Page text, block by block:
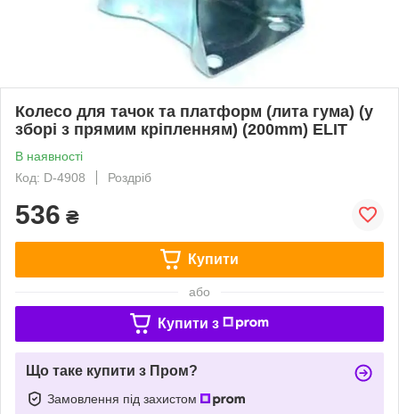
Колесо для тачок та платформ (лита гума) (у
зборі з прямим кріпленням) (200mm) ELIT
В наявності
Код: D-4908
Роздріб
536 ₴
Купити
або
Купити з
Що таке купити з Пром?
Замовлення під захистом